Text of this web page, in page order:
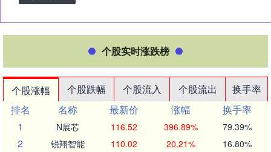
个股实时涨跌榜
个股涨幅 个股跌幅 个股流入 个股流出
换手率
排名
名称 最新价 涨幅
换手率
1
N展芯 116.52 396.89% 79.39%
2 锐翔智能 110.02 20.21% 16.80%